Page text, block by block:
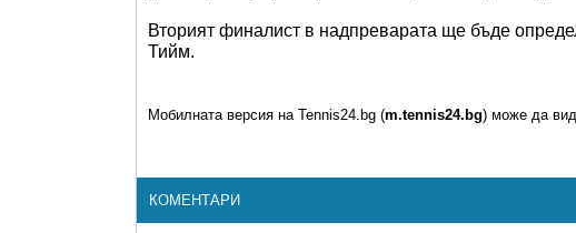
Вторият финалист в надпреварата ще бъде
Тийм.
Мобилната версия на Tennis24.bg (m.tennis24.bg) може да
КОМЕНТАРИ